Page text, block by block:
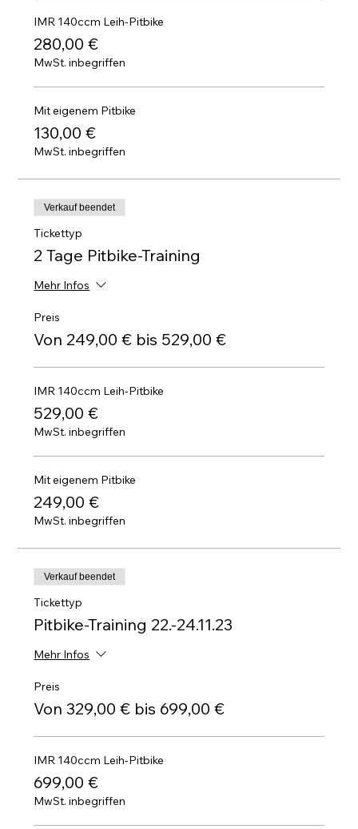
IMR 140ccm Leih-Pitbike
280,00 €
MwSt. inbegriffen
Mit eigenem Pitbike
130,00 €
MwSt. inbegriffen
Verkauf beendet
Tickettyp
2 Tage Pitbike-Training
Mehr Infos
Preis
Von 249,00 € bis 529,00 €
IMR 140ccm Leih-Pitbike
529,00 €
MwSt. inbegriffen
Mit eigenem Pitbike
249,00 €
MwSt. inbegriffen
Verkauf beendet
Tickettyp
Pitbike-Training 22.-24.11.23
Mehr Infos
Preis
Von 329,00 € bis 699,00 €
IMR 140ccm Leih-Pitbike
699,00 €
MwSt. inbegriffen